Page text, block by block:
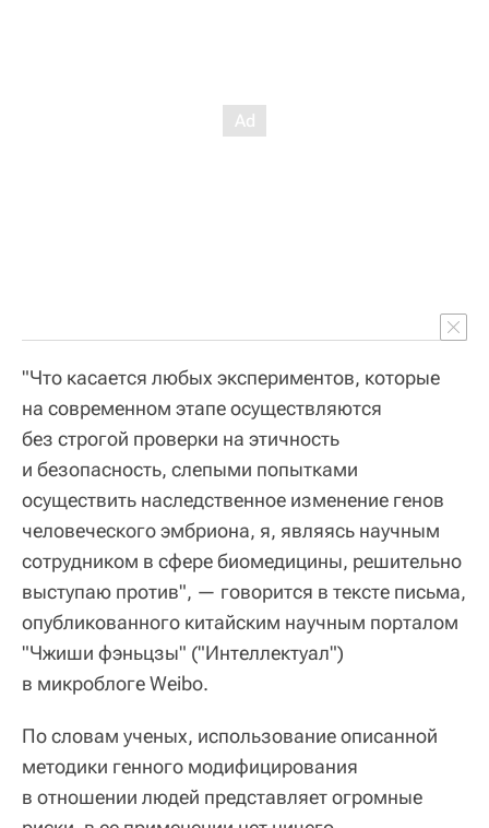
"Что касается любых экспериментов, которые
на современном этапе осуществляются
без строгой проверки на этичность
и безопасность, слепыми попытками
осуществить наследственное изменение генов
человеческого эмбриона, я, являясь научным
сотрудником в сфере биомедицины, решительно
выступаю против", — говорится в тексте письма,
опубликованного китайским научным порталом
"Чжиши фэньцзы" ("Интеллектуал")
в микроблоге Weibo.
По словам ученых, использование описанной
методики генного модифицирования
в отношении людей представляет огромные